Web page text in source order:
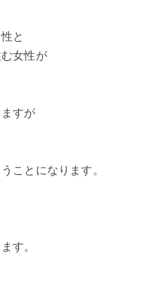
と
女性が
すが
ことになります。
す。